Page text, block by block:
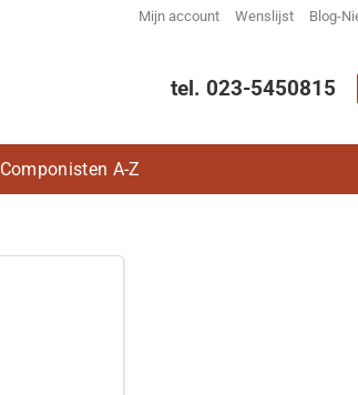
Mijn account Wenslijst Blog-
tel. 023-5450815
Componisten A-Z